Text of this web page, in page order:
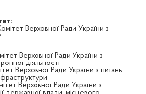
Верховної Ради України з
Верховної Ради України з
діяльності
Верховної Ради України з питань
Верховної Ради України з
державної влади, місцевого